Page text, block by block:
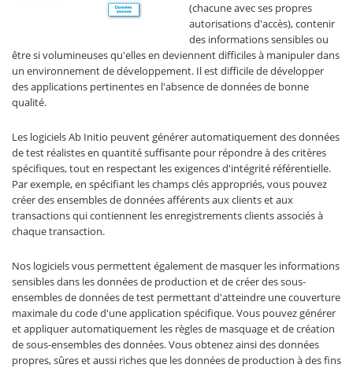
(chacune avec ses propres
autorisations d'accès), contenir
des informations sensibles ou
être si volumineuses qu'elles en deviennent difficiles à manipuler dans
un environnement de développement. Il est difficile de développer
des applications pertinentes en l'absence de données de bonne
qualité.
Les logiciels Ab Initio peuvent générer automatiquement des données
de test réalistes en quantité suffisante pour répondre à des critères
spécifiques, tout en respectant les exigences d'intégrité référentielle.
Par exemple, en spécifiant les champs clés appropriés, vous pouvez
créer des ensembles de données afférents aux clients et aux
transactions qui contiennent les enregistrements clients associés à
chaque transaction.
Nos logiciels vous permettent également de masquer les informations
sensibles dans les données de production et de créer des sous-
ensembles de données de test permettant d'atteindre une couverture
maximale du code d'une application spécifique. Vous pouvez générer
et appliquer automatiquement les règles de masquage et de création
de sous-ensembles des données. Vous obtenez ainsi des données
propres, sûres et aussi riches que les données de production à des fins